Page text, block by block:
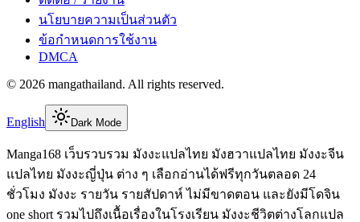
นโยบายความเป็นส่วนตัว
ข้อกำหนดการใช้งาน
DMCA
© 2026 mangathailand. All rights reserved.
English Dark Mode
Manga168 เว็บรวบรวม มังงะแปลไทย มังฮวาแปลไทย มังงะจีน
แปลไทย มังงะญี่ปุ่น ต่าง ๆ เลือกอ่านได้ฟรีทุกวันตลอด 24
ชั่วโมง มังงะ รายวัน รายสัปดาห์ ไม่มีขาดตอน และยังมีโดจิน
one short รวมไปถึงเนื้อเรื่องในโรงเรียน มังงะชีวิตต่างโลกแปล